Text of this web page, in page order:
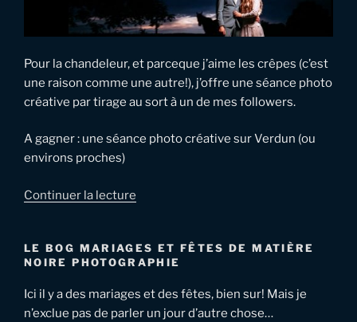
Pour la chandeleur, et parceque j’aime les crêpes (c’est
une raison comme une autre!), j’offre une séance photo
créative par tirage au sort à un de mes followers.
A gagner : une séance photo créative sur Verdun (ou
environs proches)
Continuer la lecture
:
gagnez
une
séance
LE BOG MARIAGES ET FÊTES DE MATIÈRE
NOIRE PHOTOGRAPHIE
Ici il y a des mariages et des fêtes, bien sur! Mais je
n’exclue pas de parler un jour d’autre chose…